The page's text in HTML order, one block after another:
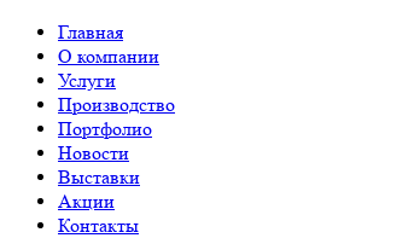
Главная
О компании
Услуги
Производство
Портфолио
Новости
Выставки
Акции
Контакты